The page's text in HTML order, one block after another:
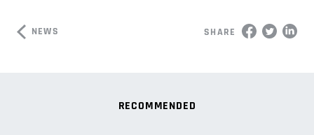
NEWS SHARE
RECOMMENDED